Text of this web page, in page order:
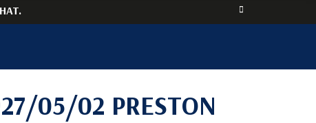
05/02 PRESTON